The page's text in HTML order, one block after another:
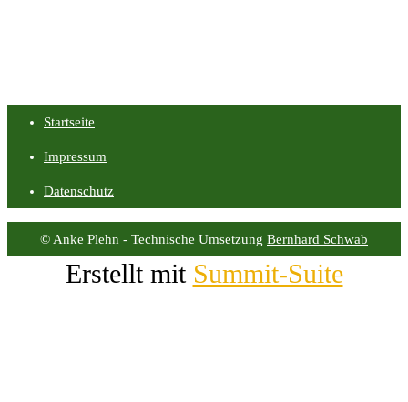
Startseite
Impressum
Datenschutz
© Anke Plehn - Technische Umsetzung Bernhard Schwab
Erstellt mit Summit-Suite